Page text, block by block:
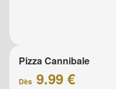
Pizza Cannibale
Dès 9.99 €